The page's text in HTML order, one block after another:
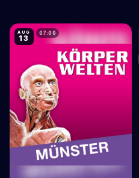
AUG
13
07:00